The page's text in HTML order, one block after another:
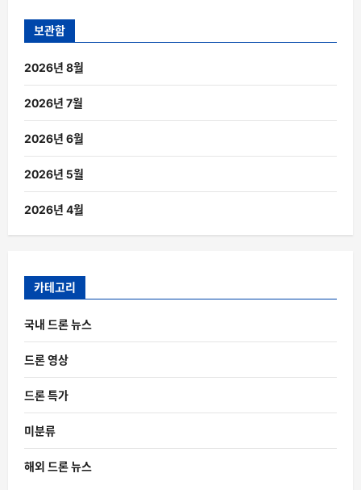
보관함
2026년 8월
2026년 7월
2026년 6월
2026년 5월
2026년 4월
카테고리
국내 드론 뉴스
드론 영상
드론 특가
미분류
해외 드론 뉴스